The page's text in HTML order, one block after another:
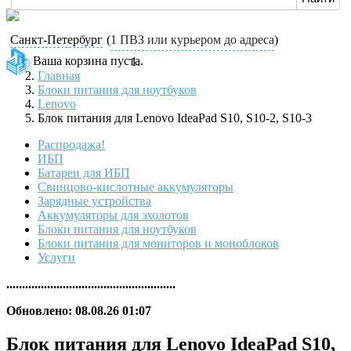
Санкт-Петербург (1 ПВЗ или курьером до адреса)
Ваша корзина пуста.
Главная
Блоки питания для ноутбуков
Lenovo
Блок питания для Lenovo IdeaPad S10, S10-2, S10-3
Распродажа!
ИБП
Батареи для ИБП
Свинцово-кислотные аккумуляторы
Зарядные устройства
Аккумуляторы для эхолотов
Блоки питания для ноутбуков
Блоки питания для мониторов и моноблоков
Услуги
......................................................
Обновлено: 08.08.26 01:07
Блок питания для Lenovo IdeaPad S10,